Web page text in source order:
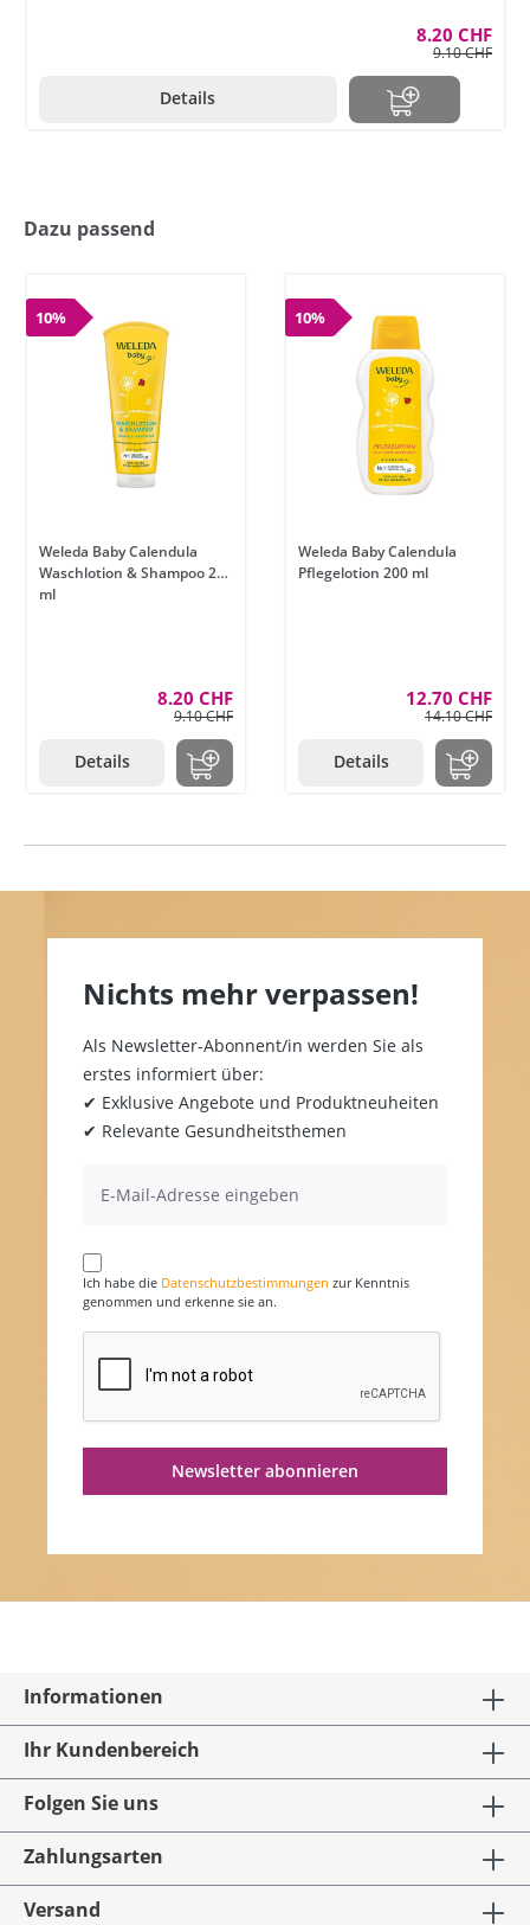
8.20 CHF
9.10 CHF
Details
Dazu passend
10%
Weleda Baby Calendula
Waschlotion & Shampoo 200
ml
8.20 CHF
9.10 CHF
Details
10%
Weleda Baby Calendula
Pflegelotion 200 ml
12.70 CHF
14.10 CHF
Details
Nichts mehr verpassen!
Als Newsletter-Abonnent/in werden Sie als
erstes informiert über:
✔ Exklusive Angebote und Produktneuheiten
✔ Relevante Gesundheitsthemen
Ich habe die Datenschutzbestimmungen zur Kenntnis
genommen und erkenne sie an.
Newsletter abonnieren
Informationen
Ihr Kundenbereich
Folgen Sie uns
Zahlungsarten
Versand